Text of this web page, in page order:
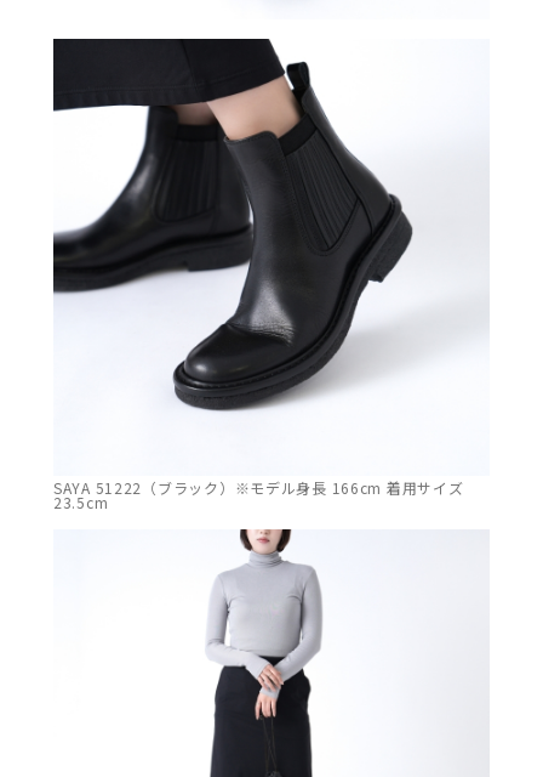
SAYA 51222（ブラック）※モデル身長 166cm 着用サイズ
23.5cm